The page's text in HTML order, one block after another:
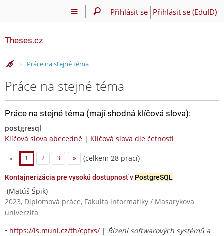
Přihlásit se Přihlásit se (EduID)
Theses.cz
>Práce na stejné téma
Práce na stejné téma
Práce na stejné téma (mají shodná klíčová slova):
postgresql
Klíčová slova abecedně | Klíčová slova dle četnosti
« 1 2 3 » (celkem 28 prací)
Kontajnerizácia pre vysokú dostupnosť v PostgreSQL
(Matúš Špik)
2023, Diplomová práce, Fakulta informatiky / Masarykova
univerzita
• https://is.muni.cz/th/cpfxs/ | Řízení softwarových systémů a